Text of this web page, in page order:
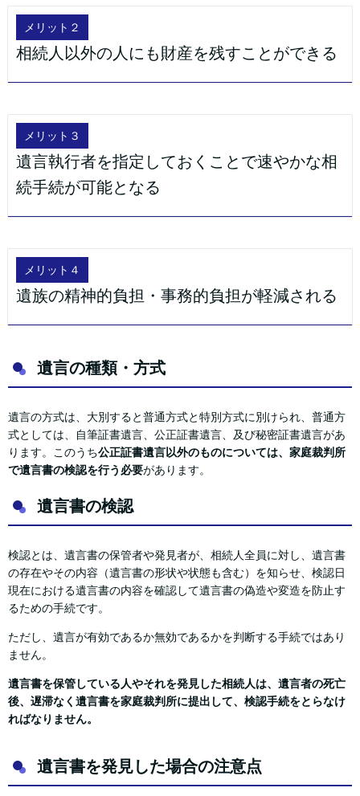
メリット２
相続人以外の人にも財産を残すことができる
メリット３
遺言執行者を指定しておくことで速やかな相
続手続が可能となる
メリット４
遺族の精神的負担・事務的負担が軽減される
遺言の種類・方式
遺言の方式は、大別すると普通方式と特別方式に別けられ、普通方
式としては、自筆証書遺言、公正証書遺言、及び秘密証書遺言があ
ります。このうち公正証書遺言以外のものについては、家庭裁判所
で遺言書の検認を行う必要があります。
遺言書の検認
検認とは、遺言書の保管者や発見者が、相続人全員に対し、遺言書
の存在やその内容（遺言書の形状や状態も含む）を知らせ、検認日
現在における遺言書の内容を確認して遺言書の偽造や変造を防止す
るための手続です。
ただし、遺言が有効であるか無効であるかを判断する手続ではあり
ません。
遺言書を保管している人やそれを発見した相続人は、遺言者の死亡
後、遅滞なく遺言書を家庭裁判所に提出して、検認手続をとらなけ
ればなりません。
遺言書を発見した場合の注意点